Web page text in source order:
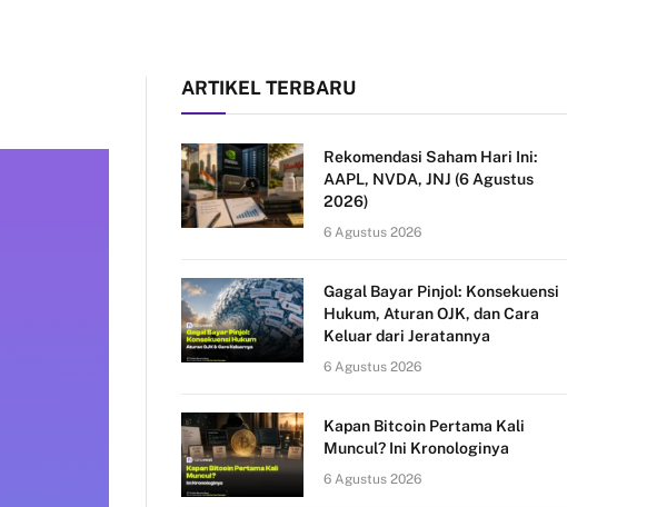
ARTIKEL TERBARU
Rekomendasi Saham Hari Ini:
AAPL, NVDA, JNJ (6 Agustus
2026)
6 Agustus 2026
Gagal Bayar Pinjol: Konsekuensi
Hukum, Aturan OJK, dan Cara
Keluar dari Jeratannya
6 Agustus 2026
Kapan Bitcoin Pertama Kali
Muncul? Ini Kronologinya
6 Agustus 2026